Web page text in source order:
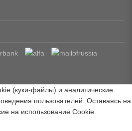
(куки-файлы) и аналитические
пользователей. Оставаясь на
на использование Cookie.